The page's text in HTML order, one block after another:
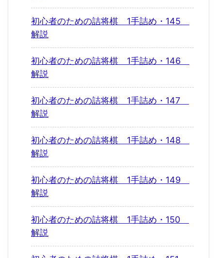
初心者のための詰将棋 1手詰め・145
解説
初心者のための詰将棋 1手詰め・146
解説
初心者のための詰将棋 1手詰め・147
解説
初心者のための詰将棋 1手詰め・148
解説
初心者のための詰将棋 1手詰め・149
解説
初心者のための詰将棋 1手詰め・150
解説